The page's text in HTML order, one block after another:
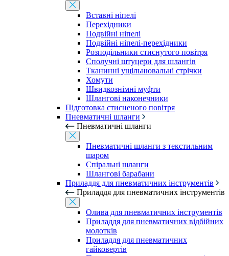
Вставні ніпелі
Перехідники
Подвійні ніпелі
Подвійні ніпелі-перехідники
Розподільники стиснутого повітря
Сполучні штуцери для шлангів
Тканинні ущільнювальні стрічки
Хомути
Швидкознімні муфти
Шлангові наконечники
Підготовка стисненого повітря
Пневматичні шланги
Пневматичні шланги
Пневматичні шланги з текстильним
шаром
Спіральні шланги
Шлангові барабани
Приладдя для пневматичних інструментів
Приладдя для пневматичних інструментів
Олива для пневматичних інструментів
Приладдя для пневматичних відбійних
молотків
Приладдя для пневматичних
гайковертів